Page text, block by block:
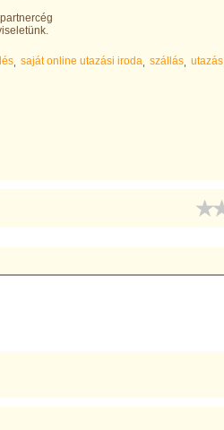
saját online utazási iroda szállás utazás